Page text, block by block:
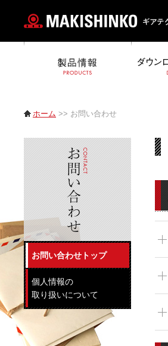
ホーム >> お問い合わせ
お問い合わせトップ
個人情報の
取り扱いについて